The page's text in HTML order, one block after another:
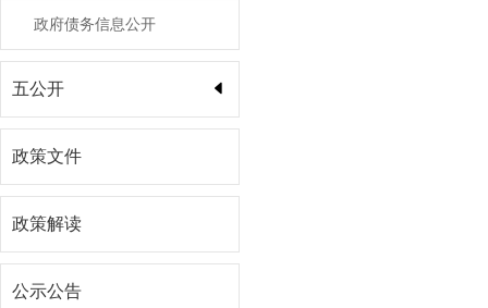
政府债务信息公开
五公开
政策文件
政策解读
公示公告